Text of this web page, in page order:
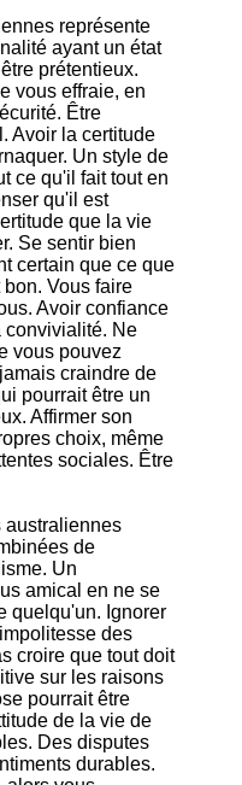
représente
ayant un état
prétentieux.
vous effraie, en
Être
Avoir la certitude
Un style de
ce qu'il fait tout en
qu'il est
que la vie
Se sentir bien
certain que ce que
Vous faire
Avoir confiance
convivialité. Ne
vous pouvez
craindre de
pourrait être un
Affirmer son
choix, même
sociales. Être
australiennes
de
Un
amical en ne se
quelqu'un. Ignorer
des
croire que tout doit
sur les raisons
pourrait être
de la vie de
Des disputes
durables.